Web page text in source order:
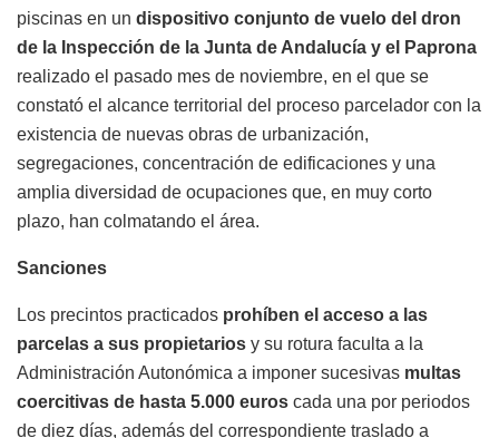
piscinas en un dispositivo conjunto de vuelo del dron
de la Inspección de la Junta de Andalucía y el Paprona
realizado el pasado mes de noviembre, en el que se
constató el alcance territorial del proceso parcelador con la
existencia de nuevas obras de urbanización,
segregaciones, concentración de edificaciones y una
amplia diversidad de ocupaciones que, en muy corto
plazo, han colmatando el área.
Sanciones
Los precintos practicados prohíben el acceso a las
parcelas a sus propietarios y su rotura faculta a la
Administración Autonómica a imponer sucesivas multas
coercitivas de hasta 5.000 euros cada una por periodos
de diez días, además del correspondiente traslado a